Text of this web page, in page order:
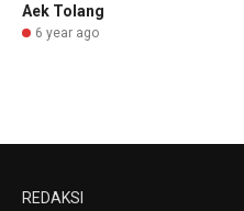
Aek Tolang
6 year ago
REDAKSI